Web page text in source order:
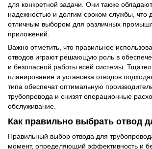
для конкретной задачи. Они также
надежностью и долгим сроком службы, что
отличным выбором для различных
приложений.
Важно отметить, что правильное
отводов играют решающую роль в
и безопасной работы всей системы.
планирование и установка отводов
типа обеспечат оптимальную
трубопровода и снизят операционные
обслуживание.
Как правильно выбрать отвод
Правильный выбор отвода для
момент, определяющий эффективность и